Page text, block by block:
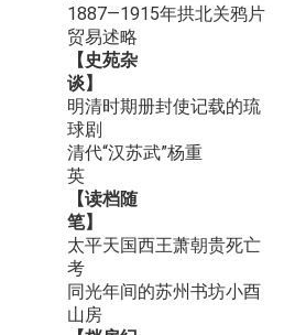
1887—1915年拱北关鸦片
贸易述略
【史苑杂
谈】
明清时期册封使记载的琉
球剧
清代“汉苏武”杨重
英
【读档随
笔】
太平天国西王萧朝贵死亡
考
同光年间的苏州书坊小酉
山房